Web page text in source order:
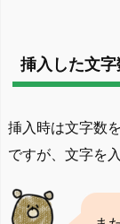
挿入した文
挿入時は文字数
ですが、文字を